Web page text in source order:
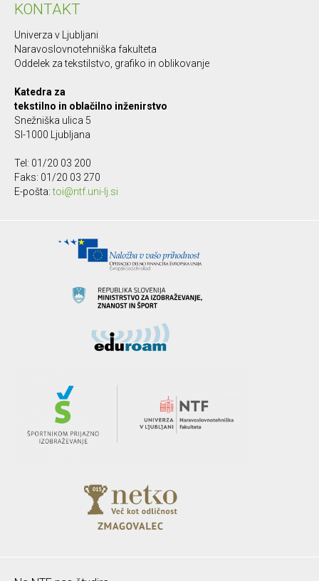
KONTAKT
Univerza v Ljubljani
Naravoslovnotehniška fakulteta
Oddelek za tekstilstvo, grafiko in oblikovanje
Katedra za
tekstilno in oblačilno inženirstvo
Snežniška ulica 5
SI-1000 Ljubljana
Tel: 01/20 03 200
Faks: 01/20 03 270
E-pošta:toi@ntf.uni-lj.si